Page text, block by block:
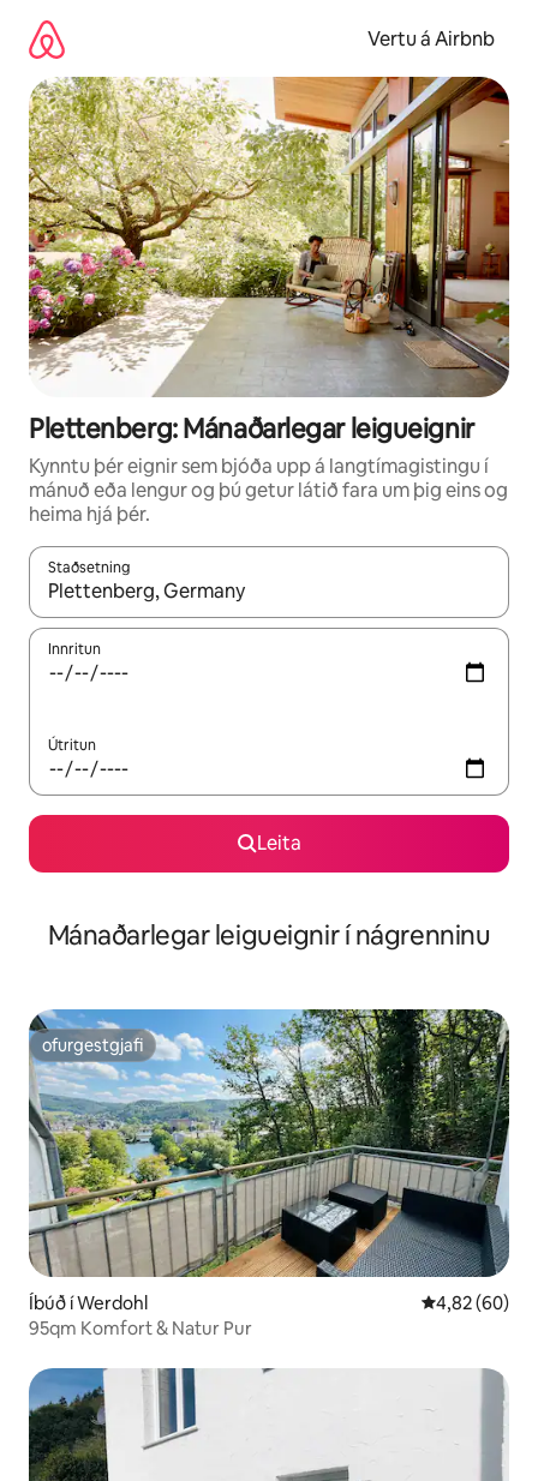
beint
Vertu á Airbnb
Plettenberg: Mánaðarlegar leigueignir
Kynntu þér eignir sem bjóða upp á langtímagistingu í
mánuð eða lengur og þú getur látið fara um þig eins og
heima hjá þér.
Staðsetning
Þegar niðurstöður liggja fyrir skaltu nota upp og niður
Innritun
Útritun
Leita
Mánaðarlegar leigueignir í nágrenninu
ofurgestgjafi
ofurgestgjafi
Íbúð í Werdohl 4,82 af 5 í
4,82 (60)
95qm Komfort & Natur Pur